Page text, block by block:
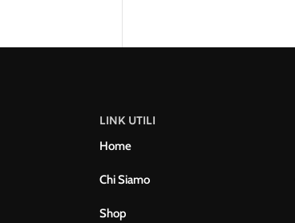
LINK UTILI
Home
Chi Siamo
Shop